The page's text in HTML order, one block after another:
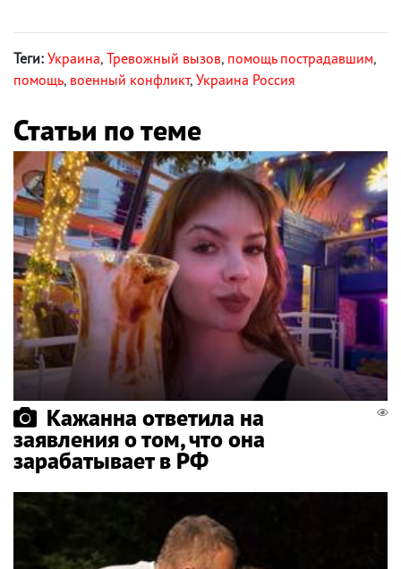
Теги: Украина, Тревожный вызов, помощь пострадавшим,
помощь, военный конфликт, Украина Россия
Статьи по теме
Кажанна ответила на
заявления о том, что она
зарабатывает в РФ